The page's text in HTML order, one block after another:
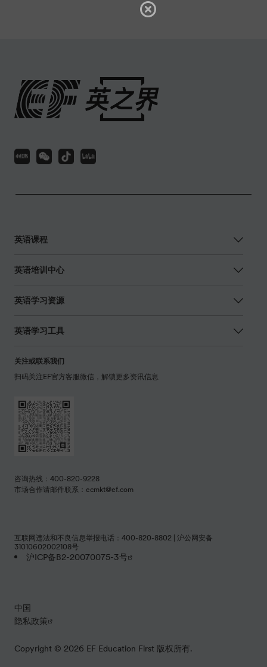
英语课程
英语培训中心
英语学习资源
英语学习工具
关注或联系我们
扫码关注EF官方客服微信，解锁更多资讯信息
咨询热线：400-820-9228
市场合作请邮件联系：ecmkt@ef.com
互联网违法和不良信息举报电话：400-820-8802 | 沪公网安备
31010602002108号
沪ICP备B2-20070075-3号
中国
隐私政策
Copyright © 2026 EF Education First 版权所有.